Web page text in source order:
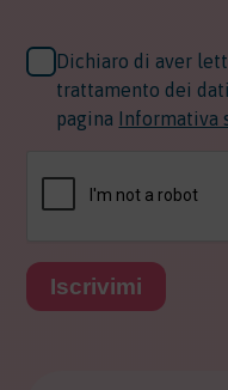
Dichiaro di aver
trattamento dei
pagina Informativa
Iscrivimi